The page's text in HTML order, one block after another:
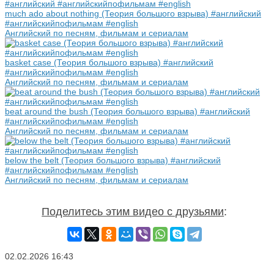
much ado about nothing (Теория большого взрыва) #английский
#английскийпофильмам #english
Английский по песням, фильмам и сериалам
basket case (Теория большого взрыва) #английский
#английскийпофильмам #english
Английский по песням, фильмам и сериалам
beat around the bush (Теория большого взрыва) #английский
#английскийпофильмам #english
Английский по песням, фильмам и сериалам
below the belt (Теория большого взрыва) #английский
#английскийпофильмам #english
Английский по песням, фильмам и сериалам
Поделитесь этим видео с друзьями:
02.02.2026 16:43